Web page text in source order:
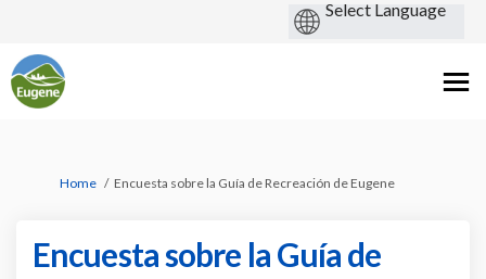
You are here:
Home Encuesta sobre la Guía de Recreación de Eugene
Encuesta sobre la Guía de